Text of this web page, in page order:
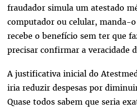
fraudador simula um atestado
computador ou celular, manda-o
recebe o benefício sem ter que
precisar confirmar a veracidade
A justificativa inicial do
iria reduzir despesas por
Quase todos sabem que seria